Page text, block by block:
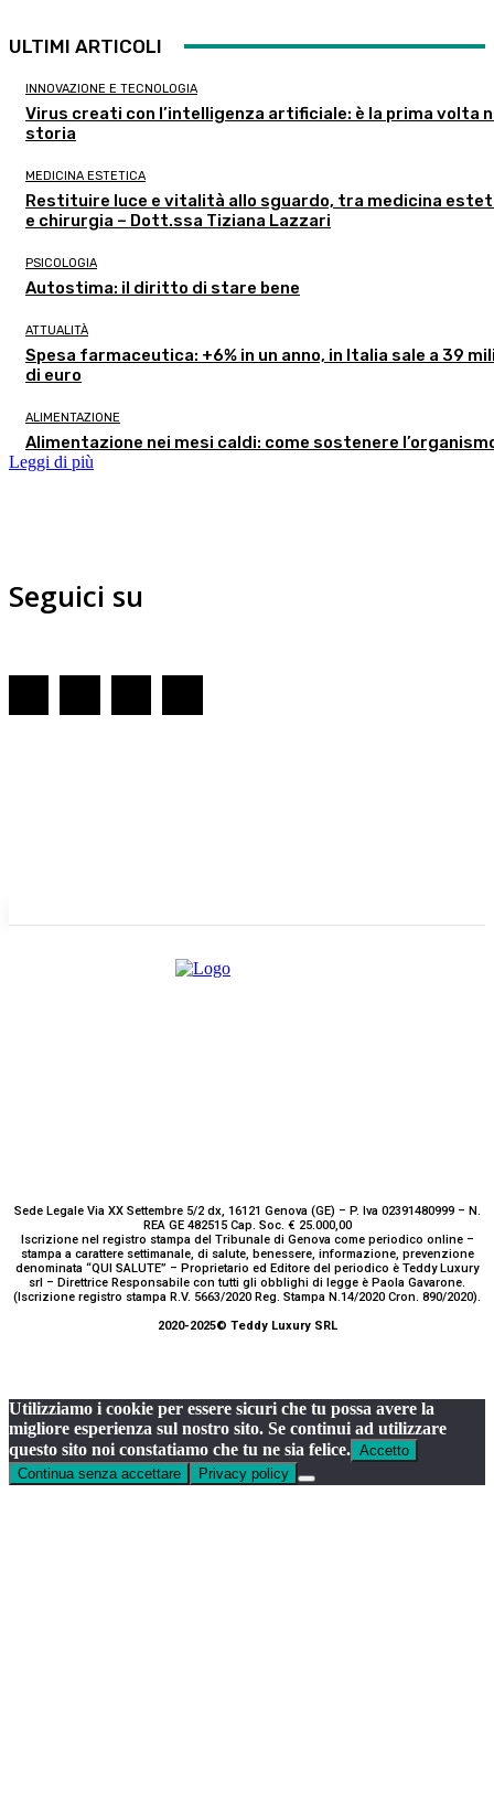
ULTIMI ARTICOLI
INNOVAZIONE E TECNOLOGIA
Virus creati con l’intelligenza artificiale: è la prima volta
storia
MEDICINA ESTETICA
Restituire luce e vitalità allo sguardo, tra medicina
e chirurgia – Dott.ssa Tiziana Lazzari
PSICOLOGIA
Autostima: il diritto di stare bene
ATTUALITÀ
Spesa farmaceutica: +6% in un anno, in Italia sale a 39
di euro
ALIMENTAZIONE
Alimentazione nei mesi caldi: come sostenere
Leggi di più
Seguici su
Sede Legale Via XX Settembre 5/2 dx, 16121 Genova (GE) – P. Iva 02391480999 – N.
REA GE 482515 Cap. Soc. € 25.000,00
Iscrizione nel registro stampa del Tribunale di Genova come periodico online –
stampa a carattere settimanale, di salute, benessere, informazione, prevenzione
denominata “QUI SALUTE” – Proprietario ed Editore del periodico è Teddy Luxury
srl – Direttrice Responsabile con tutti gli obblighi di legge è Paola Gavarone.
(Iscrizione registro stampa R.V. 5663/2020 Reg. Stampa N.14/2020 Cron. 890/2020).
2020-2025© Teddy Luxury SRL
Utilizziamo i cookie per essere sicuri che tu possa avere la
migliore esperienza sul nostro sito. Se continui ad utilizzare
questo sito noi constatiamo che tu ne sia felice. Accetto
Continua senza accettare
Privacy policy